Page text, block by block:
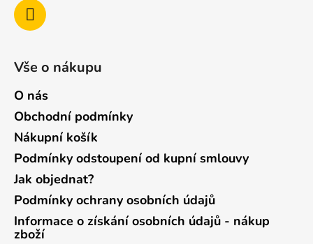
Vše o nákupu
O nás
Obchodní podmínky
Nákupní košík
Podmínky odstoupení od kupní smlouvy
Jak objednat?
Podmínky ochrany osobních údajů
Informace o získání osobních údajů - nákup
zboží